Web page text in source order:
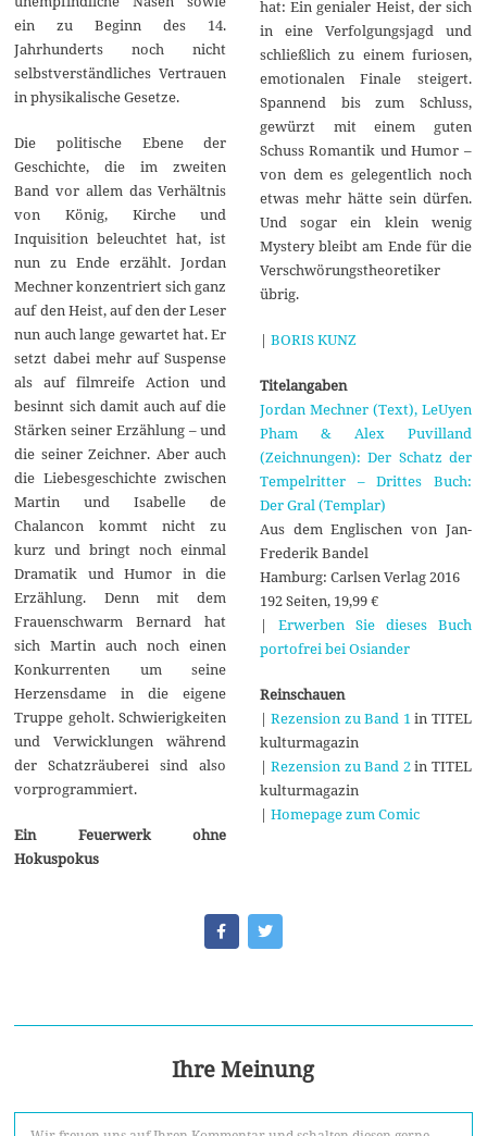
ein zu Beginn des 14.
Jahrhunderts noch nicht
selbstverständliches Vertrauen
in physikalische Gesetze.
Die politische Ebene der
Geschichte, die im zweiten
Band vor allem das Verhältnis
von König, Kirche und
Inquisition beleuchtet hat, ist
nun zu Ende erzählt. Jordan
Mechner konzentriert sich ganz
auf den Heist, auf den der Leser
nun auch lange gewartet hat. Er
setzt dabei mehr auf Suspense
als auf filmreife Action und
besinnt sich damit auch auf die
Stärken seiner Erzählung – und
die seiner Zeichner. Aber auch
die Liebesgeschichte zwischen
Martin und Isabelle de
Chalancon kommt nicht zu
kurz und bringt noch einmal
Dramatik und Humor in die
Erzählung. Denn mit dem
Frauenschwarm Bernard hat
sich Martin auch noch einen
Konkurrenten um seine
Herzensdame in die eigene
Truppe geholt. Schwierigkeiten
und Verwicklungen während
der Schatzräuberei sind also
vorprogrammiert.
Ein Feuerwerk ohne
Hokuspokus
hat: Ein genialer Heist, der sich
in eine Verfolgungsjagd und
schließlich zu einem furiosen,
emotionalen Finale steigert.
Spannend bis zum Schluss,
gewürzt mit einem guten
Schuss Romantik und Humor –
von dem es gelegentlich noch
etwas mehr hätte sein dürfen.
Und sogar ein klein wenig
Mystery bleibt am Ende für die
Verschwörungstheoretiker
übrig.
| BORIS KUNZ
Titelangaben
Jordan Mechner (Text), LeUyen
Pham & Alex Puvilland
(Zeichnungen): Der Schatz der
Tempelritter – Drittes Buch:
Der Gral (Templar)
Aus dem Englischen von Jan-
Frederik Bandel
Hamburg: Carlsen Verlag 2016
192 Seiten, 19,99 €
| Erwerben Sie dieses Buch
portofrei bei Osiander
Reinschauen
| Rezension zu Band 1 in TITEL
kulturmagazin
| Rezension zu Band 2in TITEL
kulturmagazin
| Homepage zum Comic
Ihre Meinung